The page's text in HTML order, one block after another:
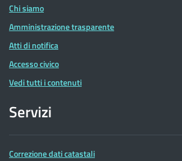
Chi siamo
Amministrazione trasparente
Atti di notifica
Accesso civico
Vedi tutti i contenuti
Servizi
Correzione dati catastali